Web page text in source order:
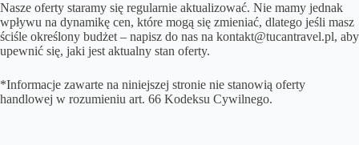
Nasze oferty staramy się regularnie aktualizować. Nie mamy jednak
wpływu na dynamikę cen, które mogą się zmieniać, dlatego jeśli masz
ściśle określony budżet – napisz do nas na kontakt@tucantravel.pl, aby
upewnić się, jaki jest aktualny stan oferty.
*Informacje zawarte na niniejszej stronie nie stanowią oferty
handlowej w rozumieniu art. 66 Kodeksu Cywilnego.